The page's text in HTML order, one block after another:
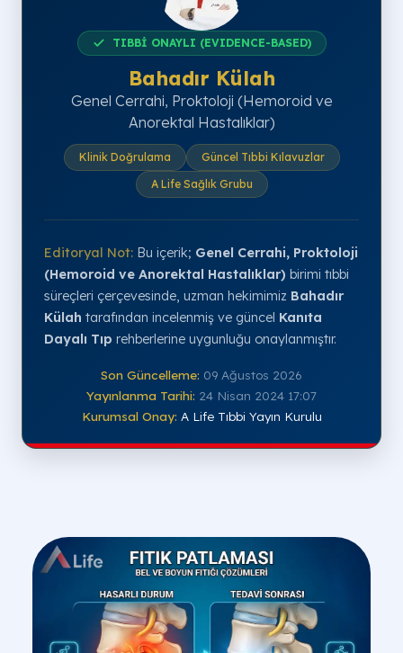
TIBBİ ONAYLI (EVIDENCE-BASED)
Bahadır Külah
Genel Cerrahi, Proktoloji (Hemoroid ve
Anorektal Hastalıklar)
Klinik Doğrulama
Güncel Tıbbi Kılavuzlar
A Life Sağlık Grubu
Editoryal Not: Bu içerik; Genel Cerrahi, Proktoloji
(Hemoroid ve Anorektal Hastalıklar) birimi tıbbi
süreçleri çerçevesinde, uzman hekimimiz Bahadır
Külah tarafından incelenmiş ve güncel Kanıta
Dayalı Tıp rehberlerine uygunluğu onaylanmıştır.
Son Güncelleme: 09 Ağustos 2026
Yayınlanma Tarihi: 24 Nisan 2024 17:07
Kurumsal Onay: A Life Tıbbi Yayın Kurulu